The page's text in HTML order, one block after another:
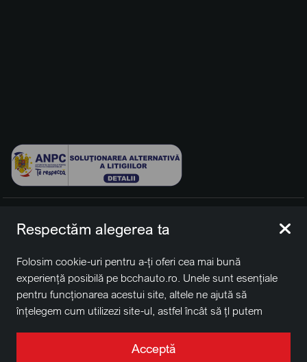
rezervate.
BCCH Auto Switzerland este o marcă a societății
BCCH
Group Switzerland AG
Sediu social: David Business Center, Str. Erou Iancu Nicolae
nr. 29, Voluntari, Ilfov
Respectăm alegerea ta
Folosim cookie-uri pentru a-ți oferi cea mai bună
experiență posibilă pe bcchauto.ro. Unele sunt esențiale
pentru funcționarea acestui site, altele ne ajută să
înțelegem cum utilizezi site-ul, astfel încât să țl putem
uri în scopuri de targetare. Apasă pe „Acceptă toate”
Acceptă